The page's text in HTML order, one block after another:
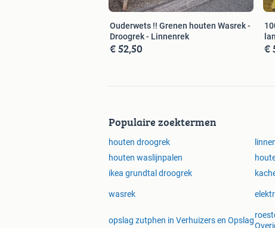
Ouderwets !! Grenen houten Wasrek -
Droogrek - Linnenrek
€ 52,50 €
Populaire zoektermen
houten droogrek
houten waslijnpalen
ikea grundtal droogrek
wasrek
opslag zutphen in Verhuizers en Opslag